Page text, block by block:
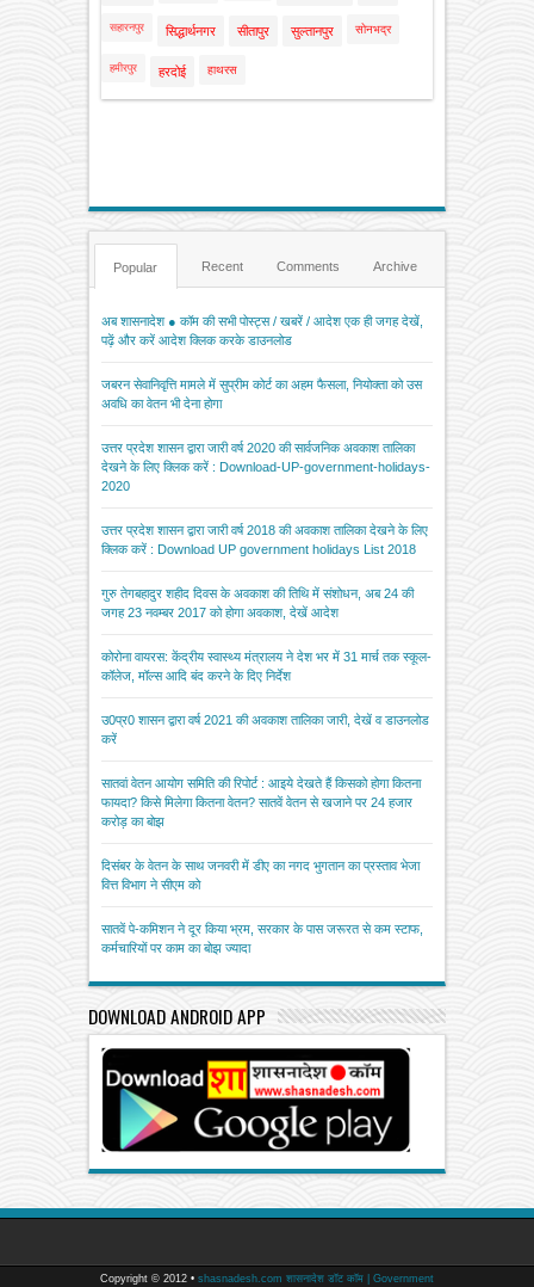
सहारनपुर सिद्धार्थनगर सीतापुर सुल्तानपुर सोनभद्र
हमीरपुर हरदोई हाथरस
Popular Recent Comments Archive
अब शासनादेश ● कॉम की सभी पोस्ट्स / खबरें / आदेश एक ही जगह देखें,
पढ़ें और करें आदेश क्लिक करके डाउनलोड
जबरन सेवानिवृत्ति मामले में सुप्रीम कोर्ट का अहम फैसला, नियोक्ता को उस
अवधि का वेतन भी देना होगा
उत्तर प्रदेश शासन द्वारा जारी वर्ष 2020 की सार्वजनिक अवकाश तालिका
देखने के लिए क्लिक करें : Download-UP-government-holidays-
2020
उत्तर प्रदेश शासन द्वारा जारी वर्ष 2018 की अवकाश तालिका देखने के लिए
क्लिक करें : Download UP government holidays List 2018
गुरु तेगबहादुर शहीद दिवस के अवकाश की तिथि में संशोधन, अब 24 की
जगह 23 नवम्बर 2017 को होगा अवकाश, देखें आदेश
कोरोना वायरस: केंद्रीय स्वास्थ्य मंत्रालय ने देश भर में 31 मार्च तक स्कूल-
कॉलेज, मॉल्स आदि बंद करने के दिए निर्देश
उ0प्र0 शासन द्वारा वर्ष 2021 की अवकाश तालिका जारी, देखें व डाउनलोड
करें
सातवां वेतन आयोग समिति की रिपोर्ट : आइये देखते हैं किसको होगा कितना
फायदा? किसे मिलेगा कितना वेतन? सातवें वेतन से खजाने पर 24 हजार
करोड़ का बोझ
दिसंबर के वेतन के साथ जनवरी में डीए का नगद भुगतान का प्रस्ताव भेजा
वित्त विभाग ने सीएम को
सातवें पे-कमिशन ने दूर किया भ्रम, सरकार के पास जरूरत से कम स्टाफ,
कर्मचारियों पर काम का बोझ ज्यादा
DOWNLOAD ANDROID APP
Copyright © 2012 • shasnadesh.com शासनादेश डॉट कॉम | Government